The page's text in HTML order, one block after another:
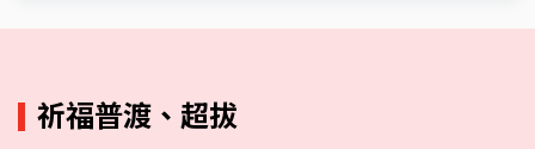
祈福普渡、超拔